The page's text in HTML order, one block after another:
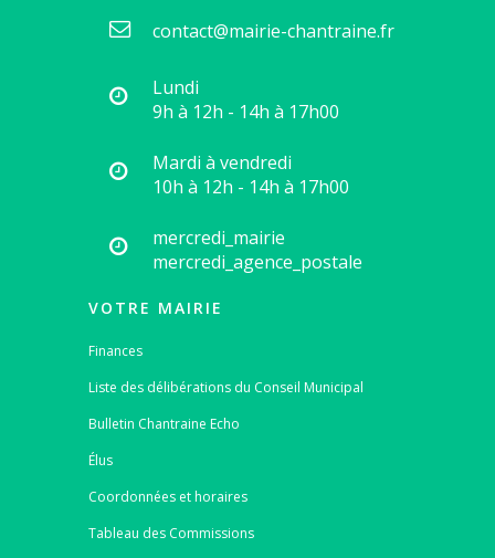
contact@mairie-chantraine.fr
Lundi
9h à 12h - 14h à 17h00
Mardi à vendredi
10h à 12h - 14h à 17h00
mercredi_mairie
mercredi_agence_postale
VOTRE MAIRIE
Finances
Liste des délibérations du Conseil Municipal
Bulletin Chantraine Echo
Élus
Coordonnées et horaires
Tableau des Commissions